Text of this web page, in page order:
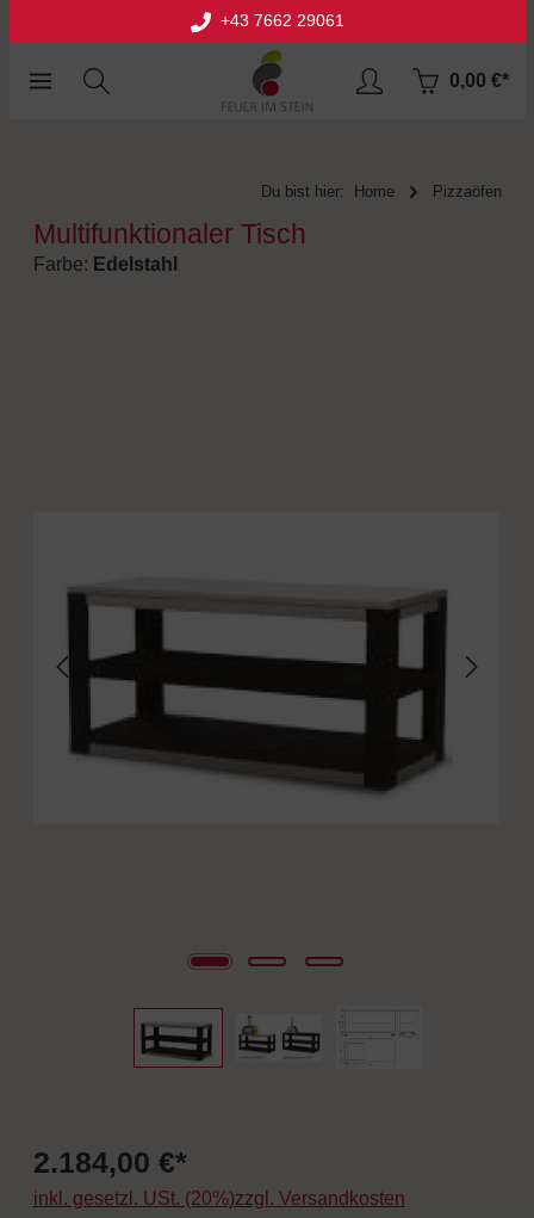
+43 7662 29061
0,00 €*
Du bist hier: Home Pizzaöfen
Multifunktionaler Tisch
Farbe: Edelstahl
2.184,00 €*
inkl. gesetzl. USt. (20%)zzgl. Versandkosten